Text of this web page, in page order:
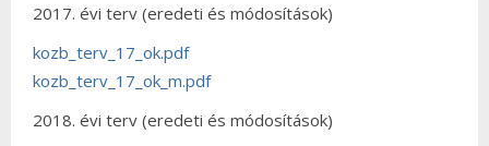
2017. évi terv (eredeti és módosítások)
kozb_terv_17_ok.pdf
kozb_terv_17_ok_m.pdf
2018. évi terv (eredeti és módosítások)